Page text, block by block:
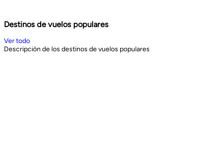
Book Now
Destinos de vuelos populares
Ver todo
Descripción de los destinos de vuelos populares